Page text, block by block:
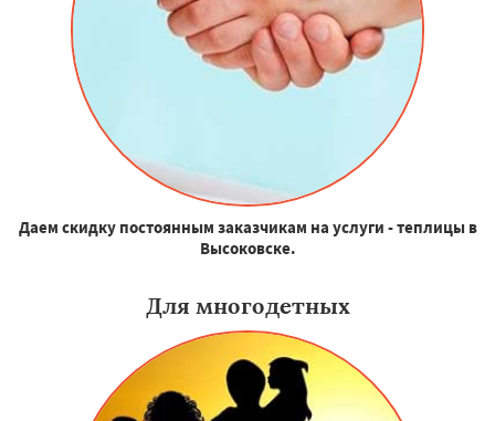
Даем скидку постоянным заказчикам на услуги - теплицы в
Высоковске.
Для многодетных